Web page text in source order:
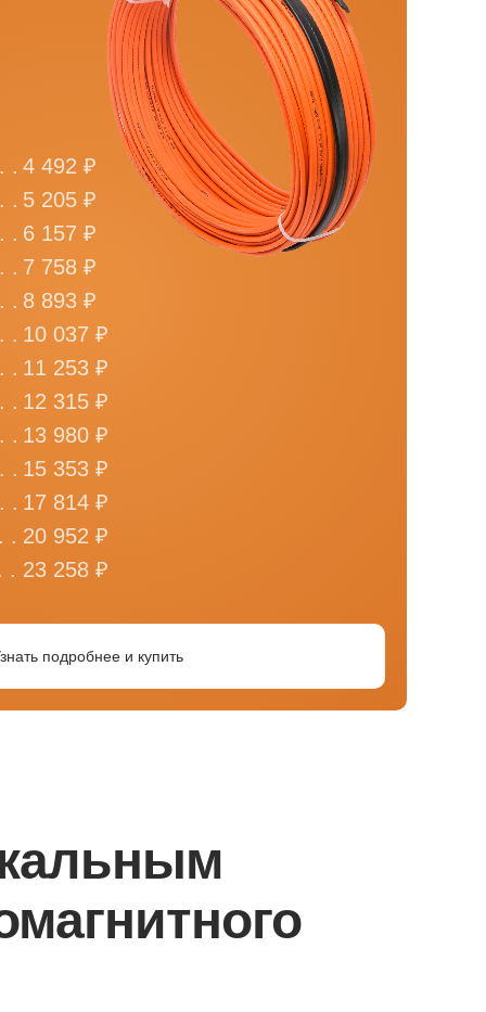
подробнее и купить
4 492 ₽
5 205 ₽
6 157 ₽
7 758 ₽
8 893 ₽
10 037 ₽
11 253 ₽
12 315 ₽
13 980 ₽
15 353 ₽
17 814 ₽
20 952 ₽
23 258 ₽
.
.
.
.
.
.
.
.
.
.
.
.
.